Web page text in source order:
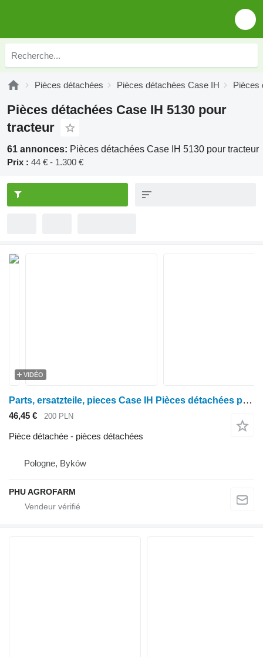
Pièces détachées Pièces détachées Case IH Pièces
Pièces détachées Case IH 5130 pour
tracteur
61 annonces: Pièces détachées Case IH 5130 pour tracteur
Prix : 44 € - 1.300 €
VIDÉO
Parts, ersatzteile, pieces Case IH Pièces détachées pour Maxxum 5120 et 5130 pour tracteur à roues Case IH Maxxum 5120 5130
46,45 € 200 PLN
Pièce détachée - pièces détachées
Pologne, Byków
PHU AGROFARM